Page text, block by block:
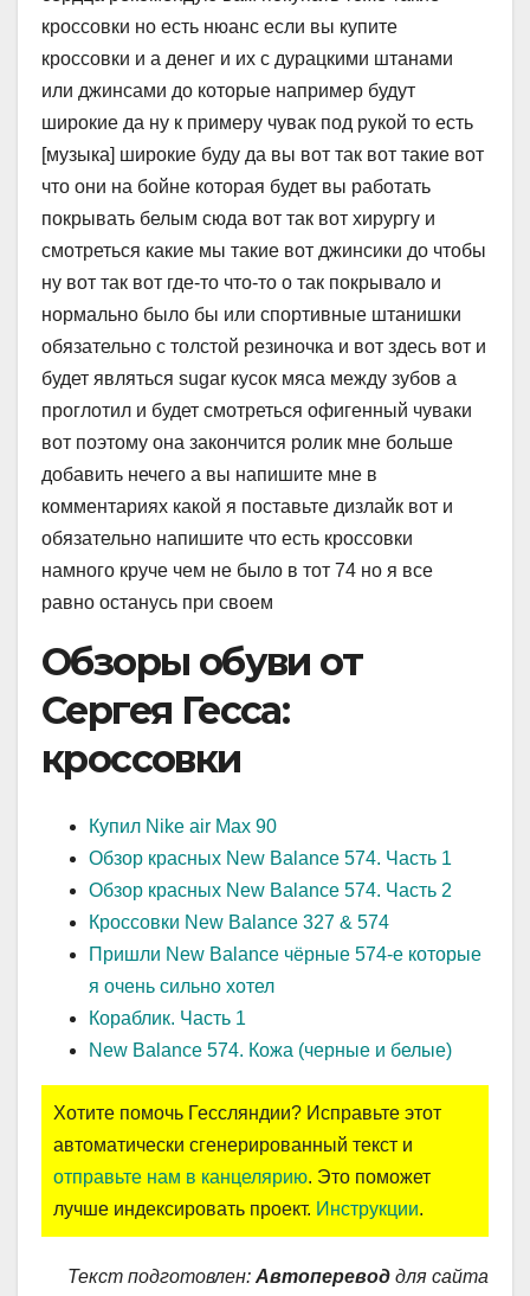
кроссовки но есть нюанс если вы купите
кроссовки и а денег и их с дурацкими штанами
или джинсами до которые например будут
широкие да ну к примеру чувак под рукой то есть
[музыка] широкие буду да вы вот так вот такие вот
что они на бойне которая будет вы работать
покрывать белым сюда вот так вот хирургу и
смотреться какие мы такие вот джинсики до чтобы
ну вот так вот где-то что-то о так покрывало и
нормально было бы или спортивные штанишки
обязательно с толстой резиночка и вот здесь вот и
будет являться sugar кусок мяса между зубов а
проглотил и будет смотреться офигенный чуваки
вот поэтому она закончится ролик мне больше
добавить нечего а вы напишите мне в
комментариях какой я поставьте дизлайк вот и
обязательно напишите что есть кроссовки
намного круче чем не было в тот 74 но я все
равно останусь при своем
Обзоры обуви от
Сергея Гесса:
кроссовки
Купил Nike air Max 90
Обзор красных New Balance 574. Часть 1
Обзор красных New Balance 574. Часть 2
Кроссовки New Balance 327 & 574
Пришли New Balance чёрные 574-е которые
я очень сильно хотел
Кораблик. Часть 1
New Balance 574. Кожа (черные и белые)
Хотите помочь Гессляндии? Исправьте этот
автоматически сгенерированный текст и
отправьте нам в канцелярию. Это поможет
лучше индексировать проект. Инструкции.
Текст подготовлен: Автоперевод для сайта